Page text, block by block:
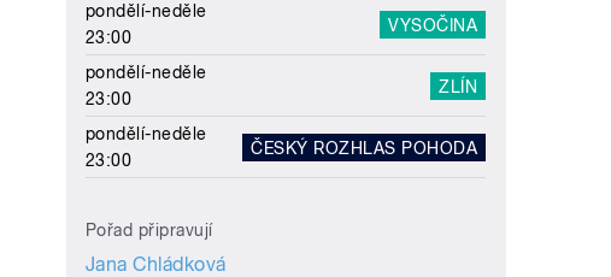
pondělí-neděle
23:00
VYSOČINA
pondělí-neděle
23:00
ZLÍN
pondělí-neděle
23:00
ČESKÝ ROZHLAS POHODA
Pořad připravují
Jana Chládková